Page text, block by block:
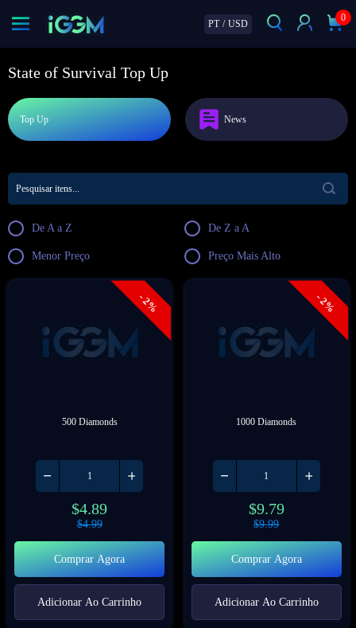
PT / USD
0
State of Survival Top Up
Top Up News
De A a Z De Z a A
Menor Preço Preço Mais Alto
- 2%
500 Diamonds
$4.89
$4.99
Comprar Agora
Adicionar Ao Carrinho
- 2%
1000 Diamonds
$9.79
$9.99
Comprar Agora
Adicionar Ao Carrinho